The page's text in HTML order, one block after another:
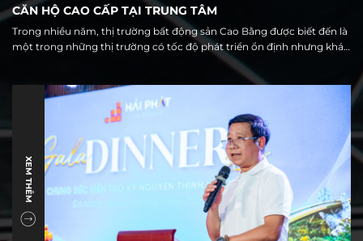
CĂN HỘ CAO CẤP TẠI TRUNG TÂM
Trong nhiều năm, thị trường bất động sản Cao Bằng được biết đến là
một trong những thị trường có tốc độ phát triển ổn định nhưng khá
đặc thù, với nguồn cung chủ yếu tập trung ở đất nền và nhà phố. Tuy
nhiên, cùng với quá trình đô thị hóa, đầu tư hạ tầng và sự hình thành
của trung tâm hành chính mới, thị trường địa phương đang đứng
trước một giai đoạn chuyển mình đáng chú ý.
XEM THÊM